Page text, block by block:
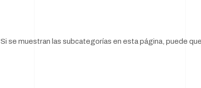
se muestran las subcategorías en esta página, puede